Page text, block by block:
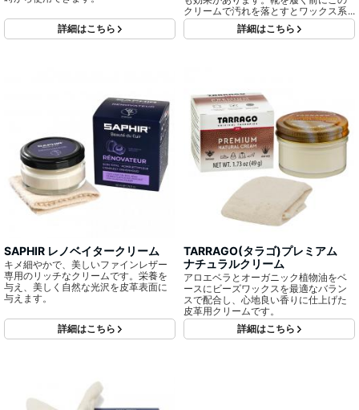
詳細はこちら
クリームで汚れを落とすとワックス系
クリームが驚くほどなじみます。お手
入れ用クロスが同梱されています。
詳細はこちら
SAPHIR レノベイタークリーム
キメ細やかで、美しいファインレザー
専用のリッチなクリームです。栄養を
与え、美しく自然な光沢を皮革表面に
与えます。
詳細はこちら
TARRAGO(タラゴ)プレミアム
ナチュラルクリーム
アロエベラとオーガニック植物油をベ
ースにビーズワックスを最適なバラン
スで配合し、心地良い香りに仕上げた
皮革用クリームです。
詳細はこちら